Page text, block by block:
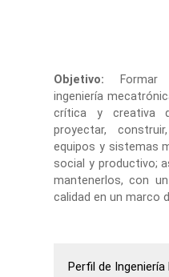
Objetivo:
ingeniería
crítica y creativa
proyectar,
equipos y sistemas
social y productivo;
mantenerlos, con
calidad en un marco
Perfil de